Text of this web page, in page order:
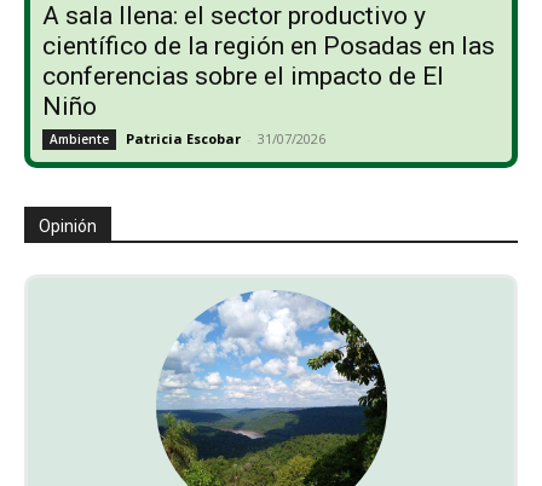
A sala llena: el sector productivo y
científico de la región en Posadas en las
conferencias sobre el impacto de El
Niño
Ambiente Patricia Escobar - 31/07/2026
Opinión